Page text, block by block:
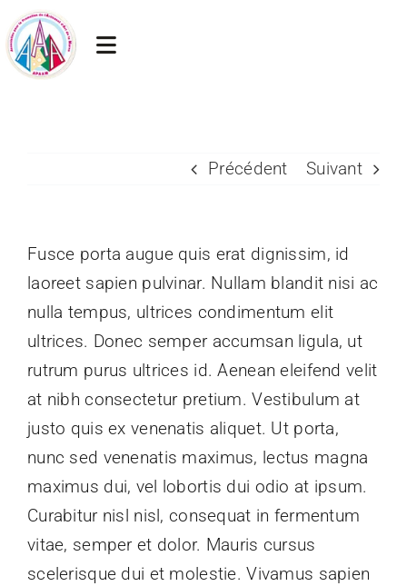
Passer
au
contenu
Toggle
Chambre des métiers
Liens utiles
Contact
Précédent Suivant
Fusce porta augue quis erat dignissim, id
laoreet sapien pulvinar. Nullam blandit nisi ac
nulla tempus, ultrices condimentum elit
ultrices. Donec semper accumsan ligula, ut
rutrum purus ultrices id. Aenean eleifend velit
at nibh consectetur pretium. Vestibulum at
justo quis ex venenatis aliquet. Ut porta,
nunc sed venenatis maximus, lectus magna
maximus dui, vel lobortis dui odio at ipsum.
Curabitur nisl nisl, consequat in fermentum
vitae, semper et dolor. Mauris cursus
scelerisque dui et molestie. Vivamus sapien